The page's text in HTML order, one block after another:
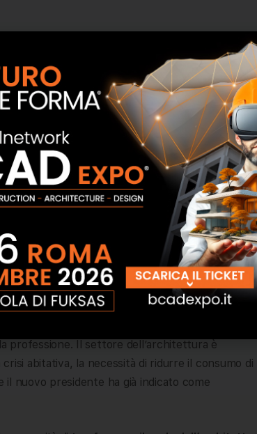
Busnengo
, che ha confermato la disponibilità
competenze tecniche e culturali per
la riforma del Codice dei Contratti, il Testo
della riforma ordinistica.
che il Ministero della Giustizia ha ufficializzato
Nazionale per i prossimi cinque anni. Sono
Sezione A e uno allaSezione B . Il risultato
Roma all’interno del nuovo Consiglio e che
e istituzionale nazionale.
Roberto Ricci, Veronica Leone,
Martina Ceschi, Michela Alessandra Locati,
Panza e Serena Zarriniper la Sezione A,
professione. Il settore dell’architettura è
abitativa, la necessità di ridurre il consumo di
il nuovo presidente ha già indicato come